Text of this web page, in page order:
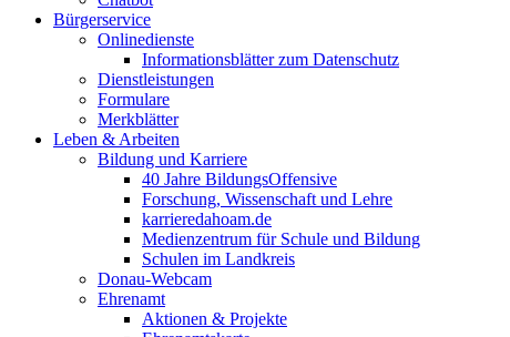
Bürgerservice
Onlinedienste
Informationsblätter zum Datenschutz
Dienstleistungen
Formulare
Merkblätter
Leben & Arbeiten
Bildung und Karriere
40 Jahre BildungsOffensive
Forschung, Wissenschaft und Lehre
karrieredahoam.de
Medienzentrum für Schule und Bildung
Schulen im Landkreis
Donau-Webcam
Ehrenamt
Aktionen & Projekte